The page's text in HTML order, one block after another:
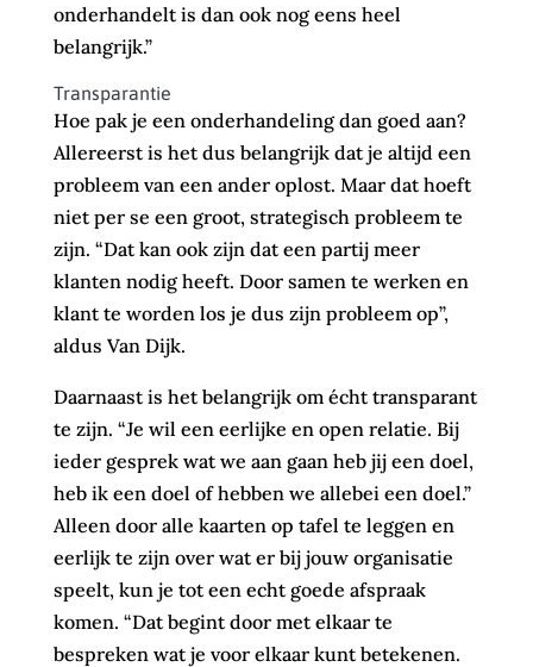
onderhandelt is dan ook nog eens heel
belangrijk.”
Transparantie
Hoe pak je een onderhandeling dan goed aan?
Allereerst is het dus belangrijk dat je altijd een
probleem van een ander oplost. Maar dat hoeft
niet per se een groot, strategisch probleem te
zijn. “Dat kan ook zijn dat een partij meer
klanten nodig heeft. Door samen te werken en
klant te worden los je dus zijn probleem op”,
aldus Van Dijk.
Daarnaast is het belangrijk om écht transparant
te zijn. “Je wil een eerlijke en open relatie. Bij
ieder gesprek wat we aan gaan heb jij een doel,
heb ik een doel of hebben we allebei een doel.”
Alleen door alle kaarten op tafel te leggen en
eerlijk te zijn over wat er bij jouw organisatie
speelt, kun je tot een echt goede afspraak
komen. “Dat begint door met elkaar te
bespreken wat je voor elkaar kunt betekenen.